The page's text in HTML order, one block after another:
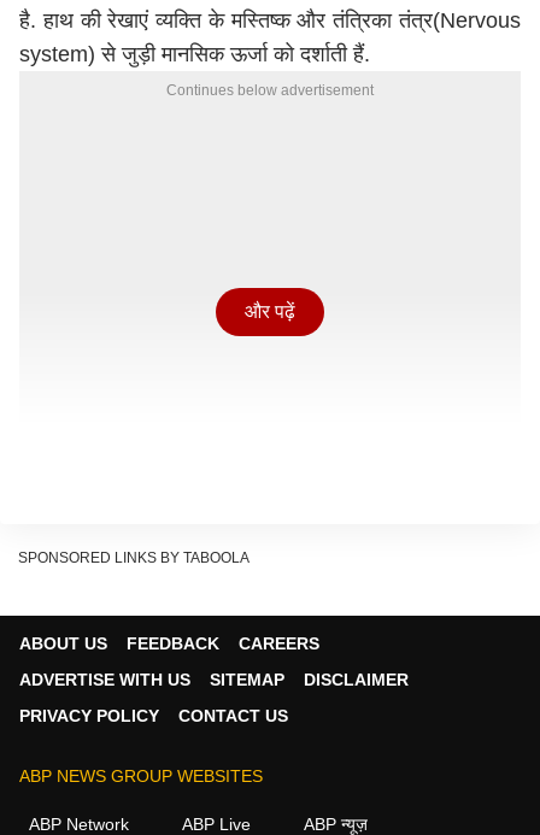
है. हाथ की रेखाएं व्यक्ति के मस्तिष्क और तंत्रिका तंत्र(Nervous
system) से जुड़ी मानसिक ऊर्जा को दर्शाती हैं.
Continues below advertisement
Show Quick Read
और पढ़ें
SPONSORED LINKS BY TABOOLA
ABOUT US FEEDBACK
CAREERS
ADVERTISE WITH US
SITEMAP
DISCLAIMER
PRIVACY POLICY
CONTACT US
ABP NEWS GROUP WEBSITES
ABP Network ABP Live ABP न्यूज़